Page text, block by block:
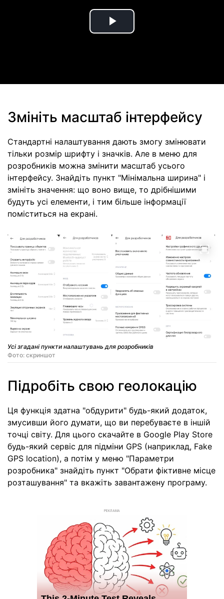
Play
Змініть масштаб інтерфейсу
Стандартні налаштування дають змогу змінювати
тільки розмір шрифту і значків. Але в меню для
розробників можна змінити масштаб усього
інтерфейсу. Знайдіть пункт "Мінімальна ширина" і
змініть значення: що воно вище, то дрібнішими
будуть усі елементи, і тим більше інформації
поміститься на екрані.
Усі згадані пункти налаштувань для розробників
Фото: скриншот
Підробіть свою геолокацію
Ця функція здатна "обдурити" будь-який додаток,
змусивши його думати, що ви перебуваєте в іншій
точці світу. Для цього скачайте в Google Play Store
будь-який сервіс для підміни GPS (наприклад, Fake
GPS location), а потім у меню "Параметри
розробника" знайдіть пункт "Обрати фіктивне місце
розташування" та вкажіть завантажену програму.
РЕКЛАМА